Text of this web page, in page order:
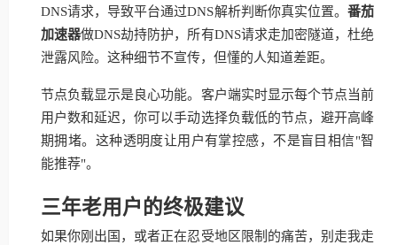
DNS请求，导致平台通过DNS解析判断你真实位置。 番茄
加速器做DNS劫持防护，所有DNS请求走加密隧道，杜绝
泄露风险。这种细节不宣传，但懂的人知道差距。
节点负载显示是良心功能。客户端实时显示每个节点当前
用户数和延迟，你可以手动选择负载低的节点，避开高峰
期拥堵。这种透明度让用户有掌控感，不是盲目相信"智
能推荐"。
三年老用户的终极建议
如果你刚出国，或者正在忍受地区限制的痛苦，别走我走